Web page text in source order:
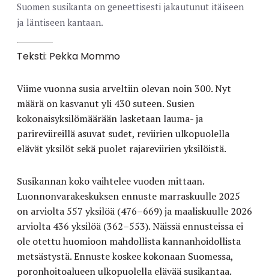
Suomen susikanta on geneettisesti jakautunut itäiseen
ja läntiseen kantaan.
Teksti: Pekka Mommo
Viime vuonna susia arveltiin olevan noin 300. Nyt
määrä on kasvanut yli 430 suteen. Susien
kokonaisyksilömäärään lasketaan lauma- ja
parireviireillä asuvat sudet, reviirien ulkopuolella
elävät yksilöt sekä puolet rajareviirien yksilöistä.
Susikannan koko vaihtelee vuoden mittaan.
Luonnonvarakeskuksen ennuste marraskuulle 2025
on arviolta 557 yksilöä (476–669) ja maaliskuulle 2026
arviolta 436 yksilöä (362–553). Näissä ennusteissa ei
ole otettu huomioon mahdollista kannanhoidollista
metsästystä. Ennuste koskee kokonaan Suomessa,
poronhoitoalueen ulkopuolella elävää susikantaa.